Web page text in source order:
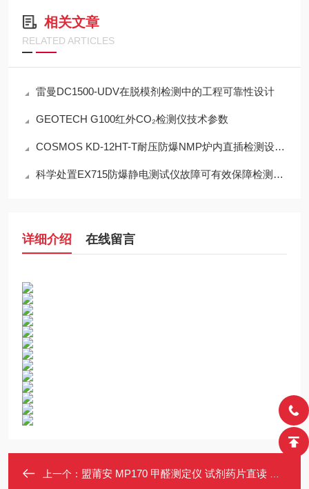
相关文章
RELATED ARTICLES
雷曼DC1500-UDV在脱模剂检测中的工程可靠性设计
GEOTECH G100红外CO₂检测仪技术参数
COSMOS KD-12HT-T耐压防爆NMP炉内直插检测设备工程设计指南
科学处置EX715防爆静电测试仪故障可有效保障检测工作正常开展
详细介绍 在线留言
上一个： 盟莆安 MP170 甲醛测定仪 试剂药片直读 中文背光显示屏